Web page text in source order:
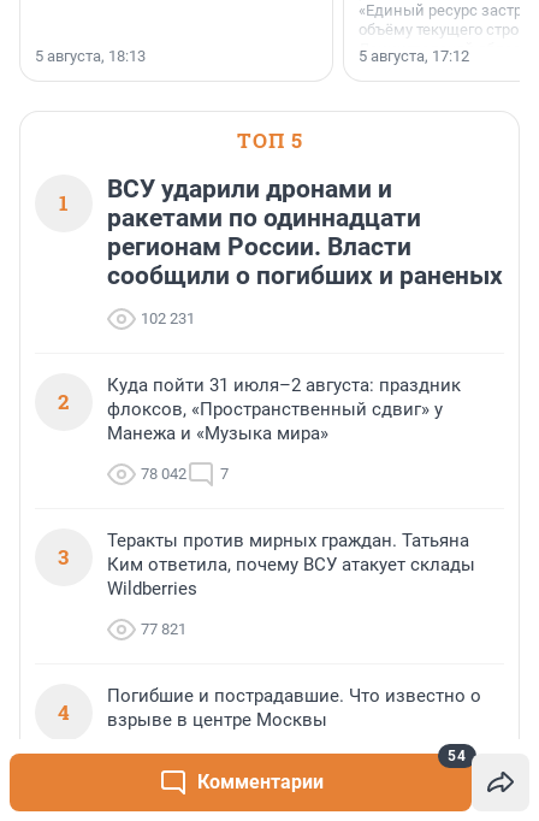
Комментарии
54
5 августа, 18:13
«Единый ресурс
объёму текущего
Ленинградской
время компания
185 429 кв. метров
больше, чем в 1
5 августа, 17:12
ТОП 5
1
ВСУ ударили дронами и
ракетами по одиннадцати
регионам России. Власти
сообщили о погибших и раненых
102 231
2
Куда пойти 31 июля–2 августа: праздник
флоксов, «Пространственный сдвиг» у
Манежа и «Музыка мира»
78 042 7
3
Теракты против мирных граждан. Татьяна
Ким ответила, почему ВСУ атакует склады
Wildberries
77 821
4
Погибшие и пострадавшие. Что известно о
взрыве в центре Москвы